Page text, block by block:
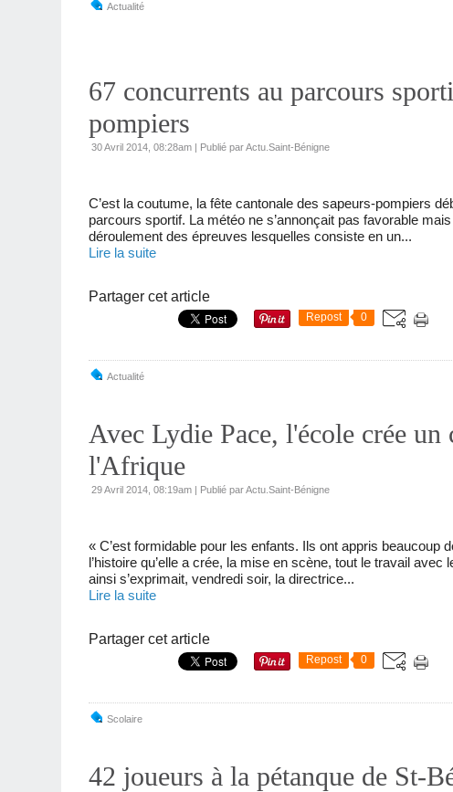
Actualité
67 concurrents au parcours
pompiers
30 Avril 2014, 08:28am | Publié par Actu.Saint-Bénigne
C’est la coutume, la fête cantonale des sapeurs-pompiers
parcours sportif. La météo ne s’annonçait pas favorable
déroulement des épreuves lesquelles consiste en un...
Lire la suite
Partager cet article
Repost 0
Actualité
Avec Lydie Pace, l'école crée
l'Afrique
29 Avril 2014, 08:19am | Publié par Actu.Saint-Bénigne
« C’est formidable pour les enfants. Ils ont appris beaucoup
l’histoire qu’elle a crée, la mise en scène, tout le travail
ainsi s’exprimait, vendredi soir, la directrice...
Lire la suite
Partager cet article
Repost 0
Scolaire
42 joueurs à la pétanque de St-